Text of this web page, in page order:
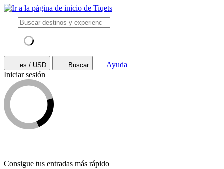
es / USD Buscar
Ayuda
Iniciar sesión
Consigue tus entradas más rápido